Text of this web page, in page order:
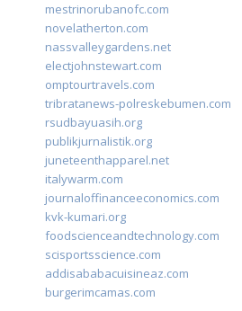
mestrinorubanofc.com
novelatherton.com
nassvalleygardens.net
electjohnstewart.com
omptourtravels.com
tribratanews-polreskebumen.com
rsudbayuasih.org
publikjurnalistik.org
juneteenthapparel.net
italywarm.com
journaloffinanceeconomics.com
kvk-kumari.org
foodscienceandtechnology.com
scisportsscience.com
addisababacuisineaz.com
burgerimcamas.com